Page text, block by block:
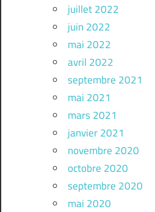
juillet 2022
juin 2022
mai 2022
avril 2022
septembre 2021
mai 2021
mars 2021
janvier 2021
novembre 2020
octobre 2020
septembre 2020
mai 2020